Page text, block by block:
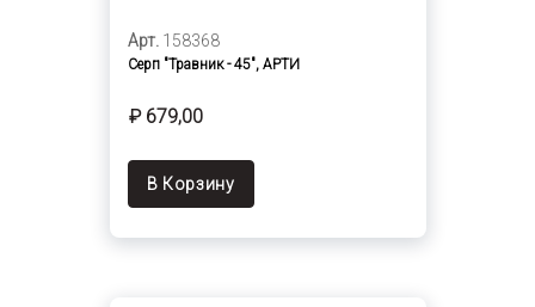
Арт. 158368
Серп "Травник - 45", АРТИ
₽ 679,00
В Корзину